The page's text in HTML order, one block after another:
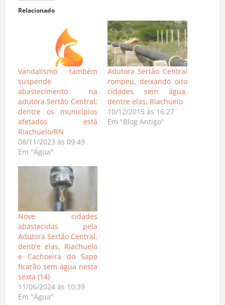
Relacionado
Vandalismo também
suspende
abastecimento na
adutora Sertão Central;
dentre os municípios
afetados está
Riachuelo/RN
08/11/2023 às 09:49
Em "Água"
Adutora Sertão Central
rompeu, deixando oito
cidades sem água,
dentre elas, Riachuelo
10/12/2015 às 16:27
Em "Blog Antigo"
Nove cidades
abastecidas pela
Adutora Sertão Central,
dentre elas, Riachuelo
e Cachoeira do Sapo
ficarão sem água nesta
sexta (14)
11/06/2024 às 10:39
Em "Água"